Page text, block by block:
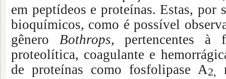
em peptídeos e proteínas. Estas, por
bioquímicos, como é possível
gênero Bothrops, pertencentes à
proteolítica, coagulante e
de proteínas como fosfolipase A2,